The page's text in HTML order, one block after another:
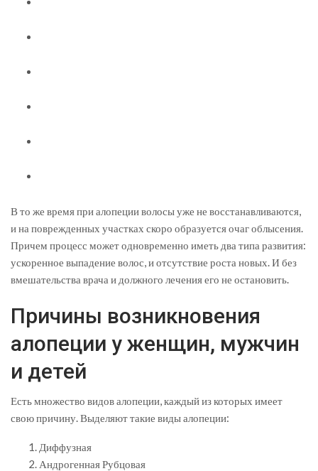
В то же время при алопеции волосы уже не восстанавливаются,
и на поврежденных участках скоро образуется очаг облысения.
Причем процесс может одновременно иметь два типа развития:
ускоренное выпадение волос, и отсутствие роста новых. И без
вмешательства врача и должного лечения его не остановить.
Причины возникновения
алопеции у женщин, мужчин
и детей
Есть множество видов алопеции, каждый из которых имеет
свою причину. Выделяют такие виды алопеции:
Диффузная
Андрогенная Рубцовая